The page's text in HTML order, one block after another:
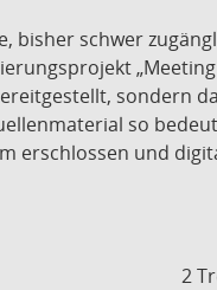
schwer
sondern
so
erschlossen und
2